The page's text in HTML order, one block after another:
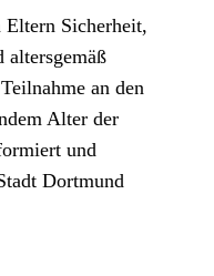
Eltern Sicherheit,
altersgemäß
an den
Alter der
und
Dortmund